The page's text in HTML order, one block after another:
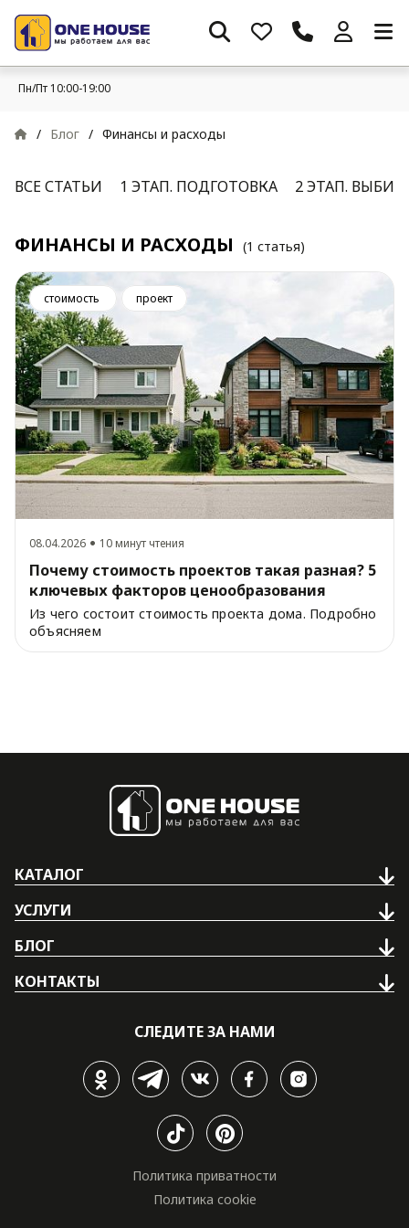
Пн/Пт 10:00-19:00
/ Блог / Финансы и расходы
ВСЕ СТАТЬИ 1 ЭТАП. ПОДГОТОВКА 2 ЭТАП.
ФИНАНСЫ И РАСХОДЫ (1 статья)
стоимость проект
08.04.2026 10 минут чтения
Почему стоимость проектов такая разная? 5
ключевых факторов ценообразования
Из чего состоит стоимость проекта дома. Подробно
объясняем
КАТАЛОГ
УСЛУГИ
БЛОГ
КОНТАКТЫ
СЛЕДИТЕ ЗА НАМИ
Политика приватности
Политика cookie